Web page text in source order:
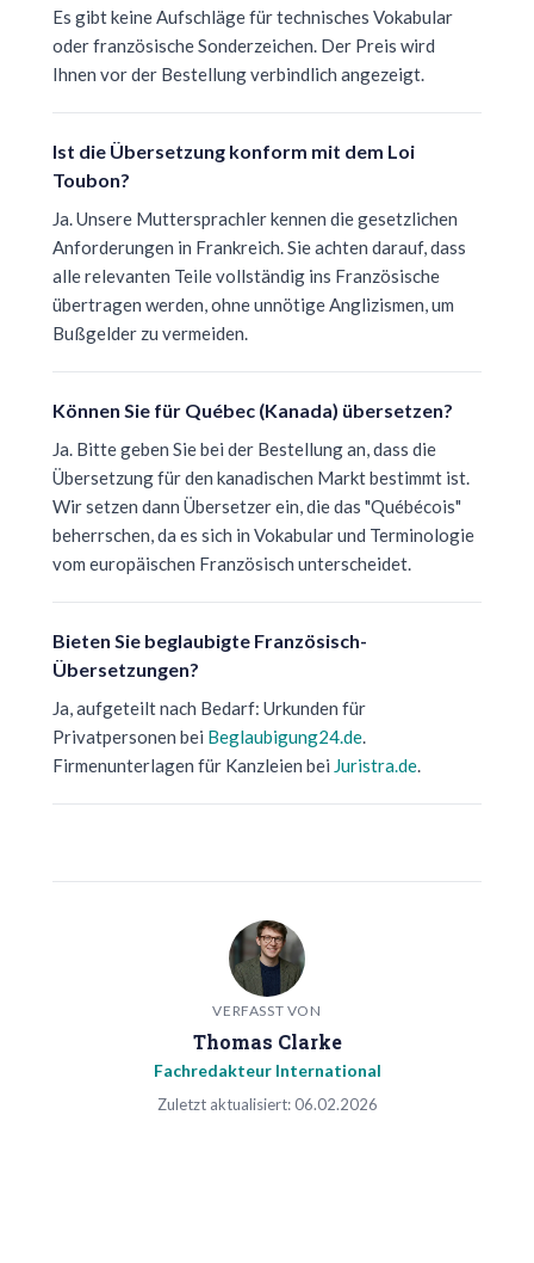
Es gibt keine Aufschläge für technisches Vokabular
oder französische Sonderzeichen. Der Preis wird
Ihnen vor der Bestellung verbindlich angezeigt.
Ist die Übersetzung konform mit dem Loi
Toubon?
Ja. Unsere Muttersprachler kennen die gesetzlichen
Anforderungen in Frankreich. Sie achten darauf, dass
alle relevanten Teile vollständig ins Französische
übertragen werden, ohne unnötige Anglizismen, um
Bußgelder zu vermeiden.
Können Sie für Québec (Kanada) übersetzen?
Ja. Bitte geben Sie bei der Bestellung an, dass die
Übersetzung für den kanadischen Markt bestimmt ist.
Wir setzen dann Übersetzer ein, die das "Québécois"
beherrschen, da es sich in Vokabular und Terminologie
vom europäischen Französisch unterscheidet.
Bieten Sie beglaubigte Französisch-
Übersetzungen?
Ja, aufgeteilt nach Bedarf: Urkunden für
Privatpersonen bei Beglaubigung24.de.
Firmenunterlagen für Kanzleien bei Juristra.de.
VERFASST VON
Thomas Clarke
Fachredakteur International
Zuletzt aktualisiert: 06.02.2026